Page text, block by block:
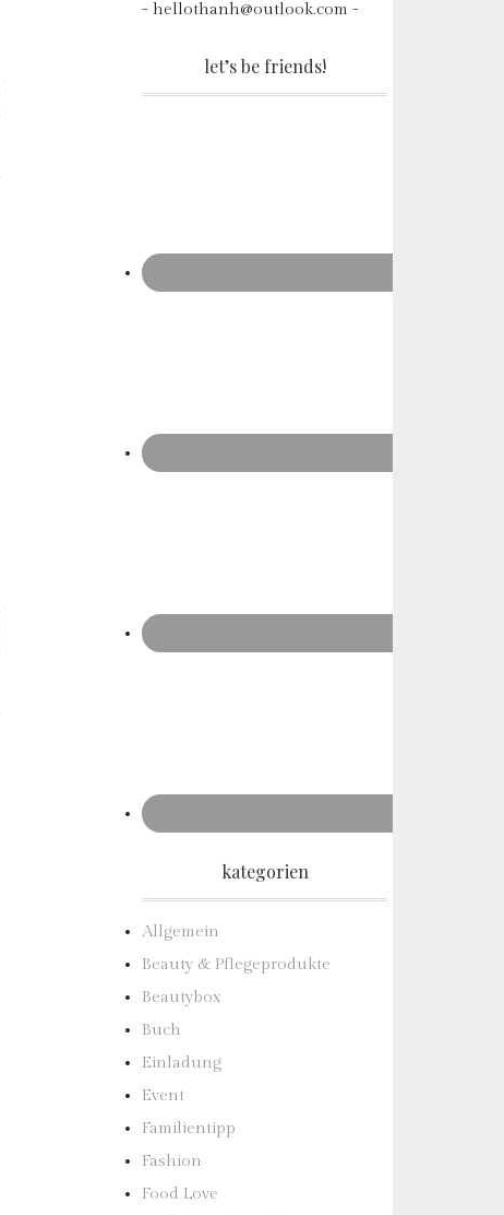
- hellothanh@outlook.com -
let’s be friends!
kategorien
Allgemein
Beauty & Pflegeprodukte
Beautybox
Buch
Einladung
Event
Familientipp
Fashion
Food Love